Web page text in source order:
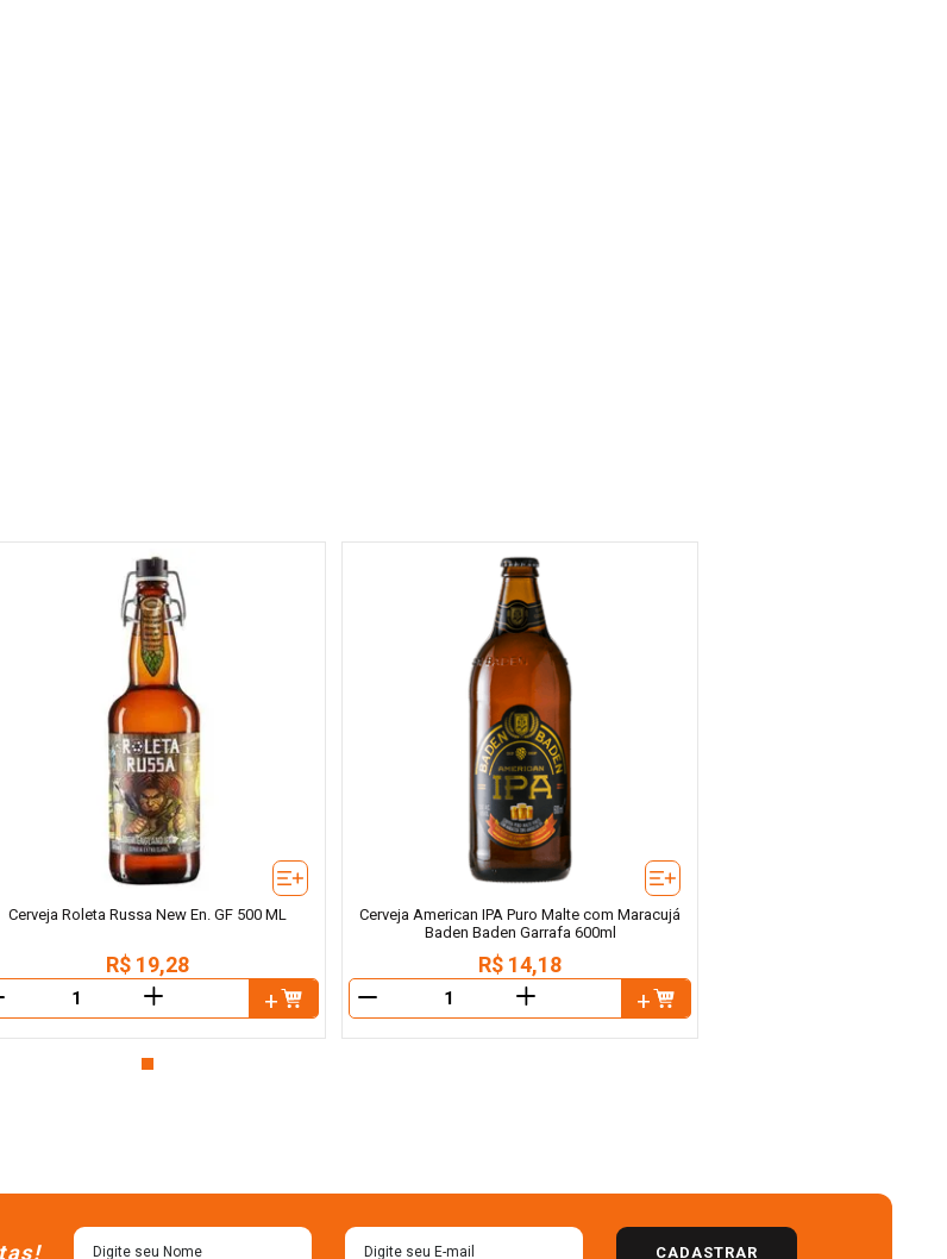
Cerveja Roleta Russa New En. GF 500 ML
R$ 19,28
＋
Cerveja American IPA Puro Malte com Maracujá
Baden Baden Garrafa 600ml
R$ 14,18
＋
CADASTRAR